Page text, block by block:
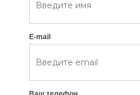
E-mail